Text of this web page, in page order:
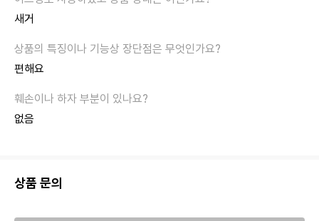
새거
편해요
없음
상품 문의